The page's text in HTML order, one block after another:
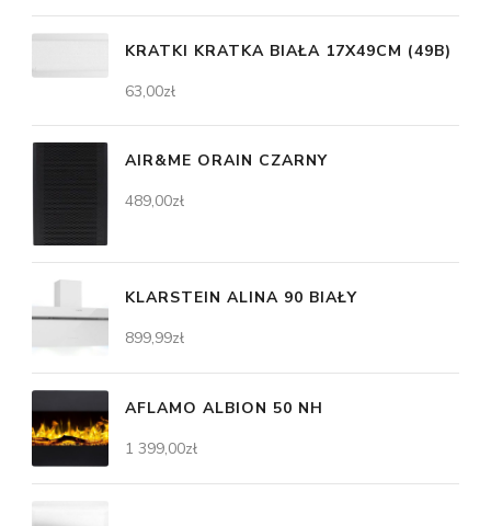
KRATKI KRATKA BIAŁA 17X49CM (49B)
63,00zł
AIR&ME ORAIN CZARNY
489,00zł
KLARSTEIN ALINA 90 BIAŁY
899,99zł
AFLAMO ALBION 50 NH
1 399,00zł